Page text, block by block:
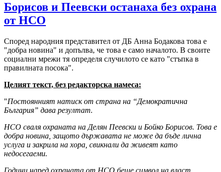
Борисов и Пеевски останаха без охрана
от НСО
Според народния представител от ДБ Анна Бодакова това е
"добра новина" и допълва, че това е само началото. В своите
социални мрежи тя определя случилото се като "стъпка в
правилната посока".
Целият текст, без редакторска намеса:
"Постоянният натиск от страна на “Демократична
България” дава резултат.
НСО сваля охраната на Делян Пеевски и Бойко Борисов. Това е
добра новина, защото държавата не може да бъде лична
услуга и закрила на хора, свикнали да живеят като
недосегаеми.